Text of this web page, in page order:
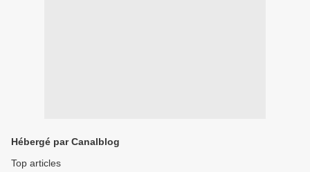
Hébergé par Canalblog
Top articles